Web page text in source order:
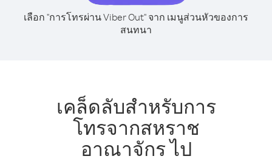
เลือก "การโทรผ่าน Viber Out" จาก เมนูส่วนหัวของการ
สนทนา
เคล็ดลับสำหรับการ
โทรจากสหราช
อาณาจักร ไป